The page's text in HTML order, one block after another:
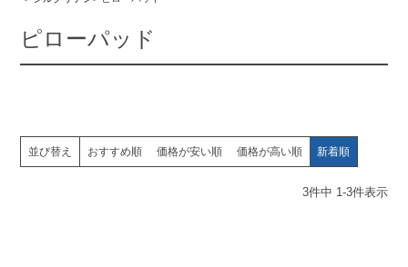
ピローパッド
並び替え おすすめ順 価格が安い順 価格が高い順 新着順
3件中 1-3件表示